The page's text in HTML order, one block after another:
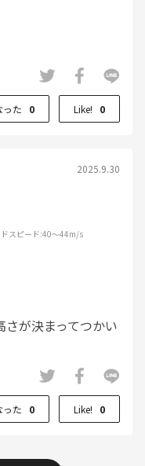
った 0 Like! 0
2025.9.30
スピード:40～44m/s
が決まってつかい
った 0 Like! 0